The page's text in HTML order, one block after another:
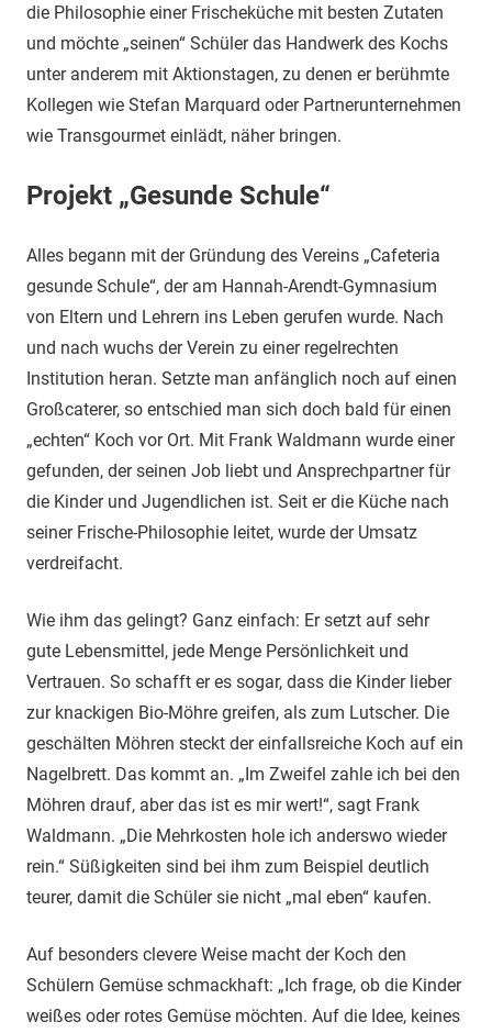
die Philosophie einer Frischeküche mit besten Zutaten
und möchte „seinen“ Schüler das Handwerk des Kochs
unter anderem mit Aktionstagen, zu denen er berühmte
Kollegen wie Stefan Marquard oder Partnerunternehmen
wie Transgourmet einlädt, näher bringen.
Projekt „Gesunde Schule“
Alles begann mit der Gründung des Vereins „Cafeteria
gesunde Schule“, der am Hannah-Arendt-Gymnasium
von Eltern und Lehrern ins Leben gerufen wurde. Nach
und nach wuchs der Verein zu einer regelrechten
Institution heran. Setzte man anfänglich noch auf einen
Großcaterer, so entschied man sich doch bald für einen
„echten“ Koch vor Ort. Mit Frank Waldmann wurde einer
gefunden, der seinen Job liebt und Ansprechpartner für
die Kinder und Jugendlichen ist. Seit er die Küche nach
seiner Frische-Philosophie leitet, wurde der Umsatz
verdreifacht.
Wie ihm das gelingt? Ganz einfach: Er setzt auf sehr
gute Lebensmittel, jede Menge Persönlichkeit und
Vertrauen. So schafft er es sogar, dass die Kinder lieber
zur knackigen Bio-Möhre greifen, als zum Lutscher. Die
geschälten Möhren steckt der einfallsreiche Koch auf ein
Nagelbrett. Das kommt an. „Im Zweifel zahle ich bei den
Möhren drauf, aber das ist es mir wert!“, sagt Frank
Waldmann. „Die Mehrkosten hole ich anderswo wieder
rein.“ Süßigkeiten sind bei ihm zum Beispiel deutlich
teurer, damit die Schüler sie nicht „mal eben“ kaufen.
Auf besonders clevere Weise macht der Koch den
Schülern Gemüse schmackhaft: „Ich frage, ob die Kinder
weißes oder rotes Gemüse möchten. Auf die Idee, keines